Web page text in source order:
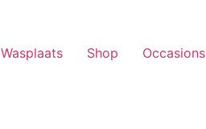
Wasplaats Shop Occasions